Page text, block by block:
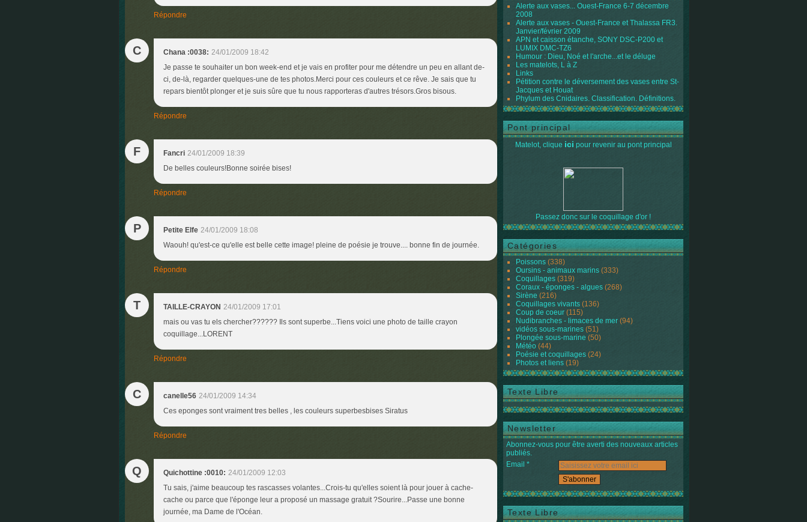
Répondre
C Chana :0038: 24/01/2009 18:42
Je passe te souhaiter un bon week-end et je vais en profiter pour me détendre un peu en allant de-
ci, de-là, regarder quelques-une de tes photos.Merci pour ces couleurs et ce rêve. Je sais que tu
repars bientôt plonger et je suis sûre que tu nous rapporteras d'autres trésors.Gros bisous.
Répondre
F Fancri 24/01/2009 18:39
De belles couleurs!Bonne soirée bises!
Répondre
P Petite Elfe 24/01/2009 18:08
Waouh! qu'est-ce qu'elle est belle cette image! pleine de poésie je trouve.... bonne fin de journée.
Répondre
T TAILLE-CRAYON 24/01/2009 17:01
mais ou vas tu els chercher?????? Ils sont superbe...Tiens voici une photo de taille crayon
coquillage...LORENT
Répondre
C canelle56 24/01/2009 14:34
Ces eponges sont vraiment tres belles , les couleurs superbesbises Siratus
Répondre
Q Quichottine :0010: 24/01/2009 12:03
Tu sais, j'aime beaucoup tes rascasses volantes...Crois-tu qu'elles soient là pour jouer à cache-
cache ou parce que l'éponge leur a proposé un massage gratuit ?Sourire...Passe une bonne
journée, ma Dame de l'Océan.
Alerte aux vases... Ouest-France 6-7 décembre
2008
Alerte aux vases - Ouest-France et Thalassa FR3.
Janvier/février 2009
APN et caisson étanche, SONY DSC-P200 et
LUMIX DMC-TZ6
Humour : Dieu, Noé et l'arche...et le déluge
Les matelots, L à Z
Links
Pétition contre le déversement des vases entre St-
Jacques et Houat
Phylum des Cnidaires. Classification. Définitions.
Pont principal
Matelot, clique ici pour revenir au pont principal
Passez donc sur le coquillage d'or !
Catégories
Poissons (338)
Oursins - animaux marins (333)
Coquillages (319)
Coraux - éponges - algues (268)
Sirène (216)
Coquillages vivants (136)
Coup de coeur (115)
Nudibranches - limaces de mer (94)
vidéos sous-marines (51)
Plongée sous-marine (50)
Météo (44)
Poésie et coquillages (24)
Photos et liens (19)
Texte Libre
Newsletter
Abonnez-vous pour être averti des nouveaux articles
publiés.
Email
Texte Libre